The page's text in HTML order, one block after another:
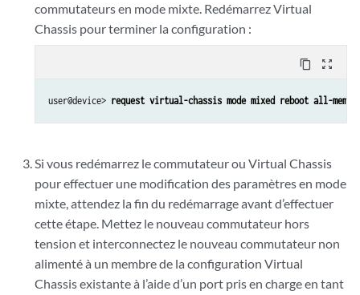
commutateurs en mode mixte. Redémarrez Virtual
Chassis pour terminer la configuration :
content_copy zoom_out_map
user@device> request virtual-chassis mode mixed reboot all-
Si vous redémarrez le commutateur ou Virtual Chassis
pour effectuer une modification des paramètres en mode
mixte, attendez la fin du redémarrage avant d’effectuer
cette étape. Mettez le nouveau commutateur hors
tension et interconnectez le nouveau commutateur non
alimenté à un membre de la configuration Virtual
Chassis existante à l’aide d’un port pris en charge en tant